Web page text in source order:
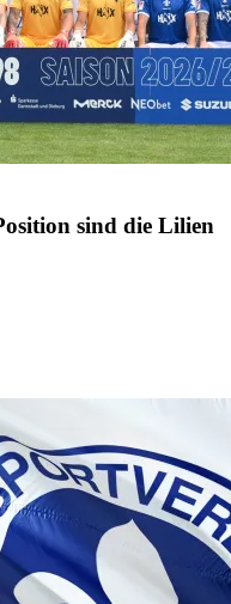
sind die Lilien